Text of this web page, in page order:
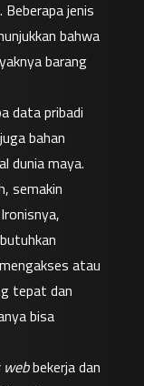
jenis
bahwa
barang
data pribadi
bahan
dunia maya.
semakin
atau
tepat dan
bisa
bekerja dan